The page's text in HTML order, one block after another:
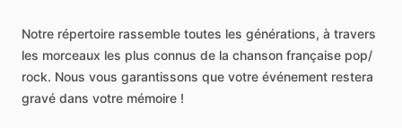
Notre répertoire rassemble toutes les générations, à travers
les morceaux les plus connus de la chanson française pop​/​
rock. Nous vous garantissons que votre événement restera
gravé dans votre mémoire !